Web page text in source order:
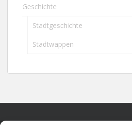
Geschichte
Stadtgeschichte
Stadtwappen